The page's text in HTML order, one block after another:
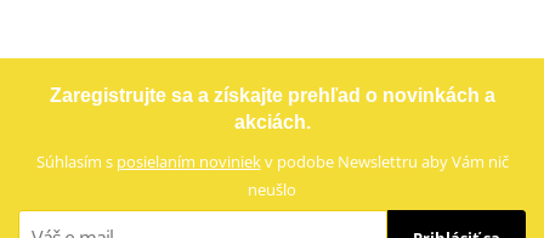
Zaregistrujte sa a získajte prehľad o novinkách a
akciách.
Súhlasím s posielaním noviniekv podobe Newslettru aby Vám nič
neušlo